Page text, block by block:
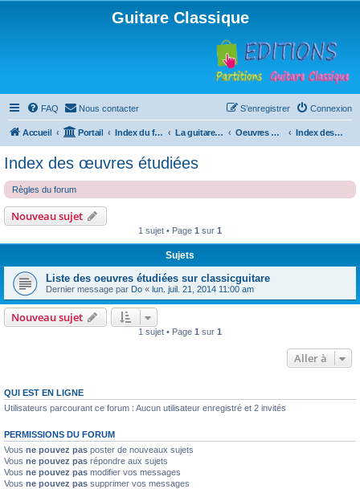
Guitare Classique
FAQ Nous contacter Connexion
S’enregistrer
Accueil Portail Index du forum La guitare : instrument, cours et théorie Oeuvres à la loupe Index des œuvres étudiées
Index des œuvres étudiées
Règles du forum
Nouveau sujet
1 sujet • Page 1 sur 1
Sujets
Liste des oeuvres étudiées sur classicguitare
Dernier message par Do « lun. juil. 21, 2014 11:00 am
Nouveau sujet
1 sujet • Page 1 sur 1
Aller à
QUI EST EN LIGNE
Utilisateurs parcourant ce forum : Aucun utilisateur enregistré et 2 invités
PERMISSIONS DU FORUM
Vous ne pouvez pas poster de nouveaux sujets
Vous ne pouvez pas répondre aux sujets
Vous ne pouvez pas modifier vos messages
Vous ne pouvez pas supprimer vos messages